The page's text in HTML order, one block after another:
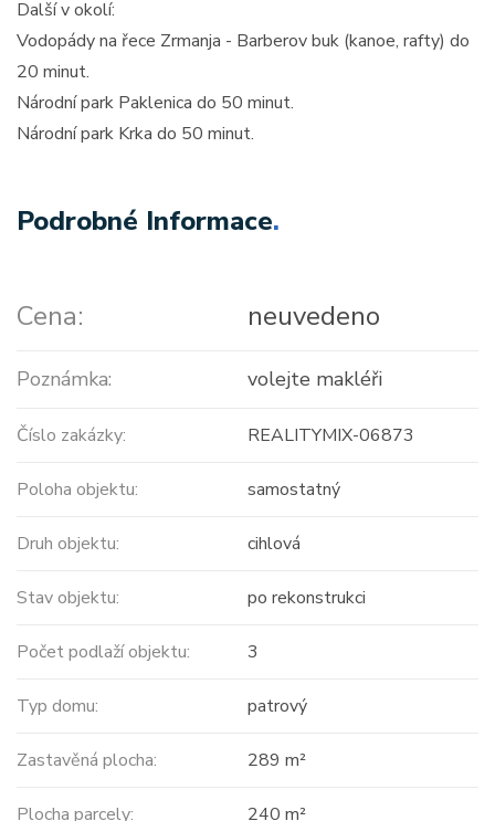
Další v okolí:
Vodopády na řece Zrmanja - Barberov buk (kanoe, rafty) do
20 minut.
Národní park Paklenica do 50 minut.
Národní park Krka do 50 minut.
Podrobné Informace.
Cena: neuvedeno
Poznámka: volejte makléři
Číslo zakázky: REALITYMIX-06873
Poloha objektu: samostatný
Druh objektu: cihlová
Stav objektu: po rekonstrukci
Počet podlaží objektu: 3
Typ domu: patrový
Zastavěná plocha: 289 m²
Plocha parcely: 240 m²